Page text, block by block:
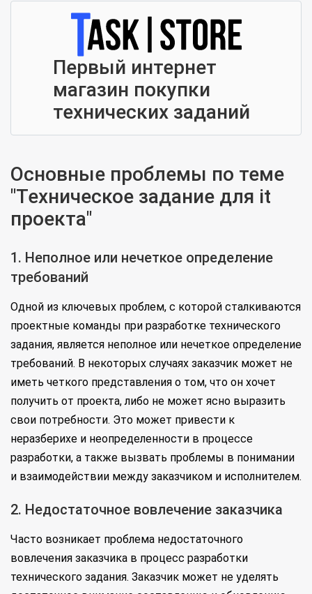
Первый интернет
магазин покупки
технических заданий
Основные проблемы по теме
"Техническое задание для it
проекта"
1. Неполное или нечеткое определение
требований
Одной из ключевых проблем, с которой сталкиваются
проектные команды при разработке технического
задания, является неполное или нечеткое определение
требований. В некоторых случаях заказчик может не
иметь четкого представления о том, что он хочет
получить от проекта, либо не может ясно выразить
свои потребности. Это может привести к
неразберихе и неопределенности в процессе
разработки, а также вызвать проблемы в понимании
и взаимодействии между заказчиком и исполнителем.
2. Недостаточное вовлечение заказчика
Часто возникает проблема недостаточного
вовлечения заказчика в процесс разработки
технического задания. Заказчик может не уделять